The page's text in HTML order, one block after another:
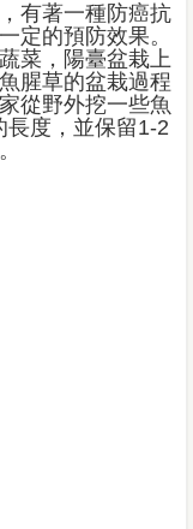
有著一種防癌抗
定的預防效果。
菜，陽臺盆栽上
腥草的盆栽過程
從野外挖一些魚
長度，並保留1-2